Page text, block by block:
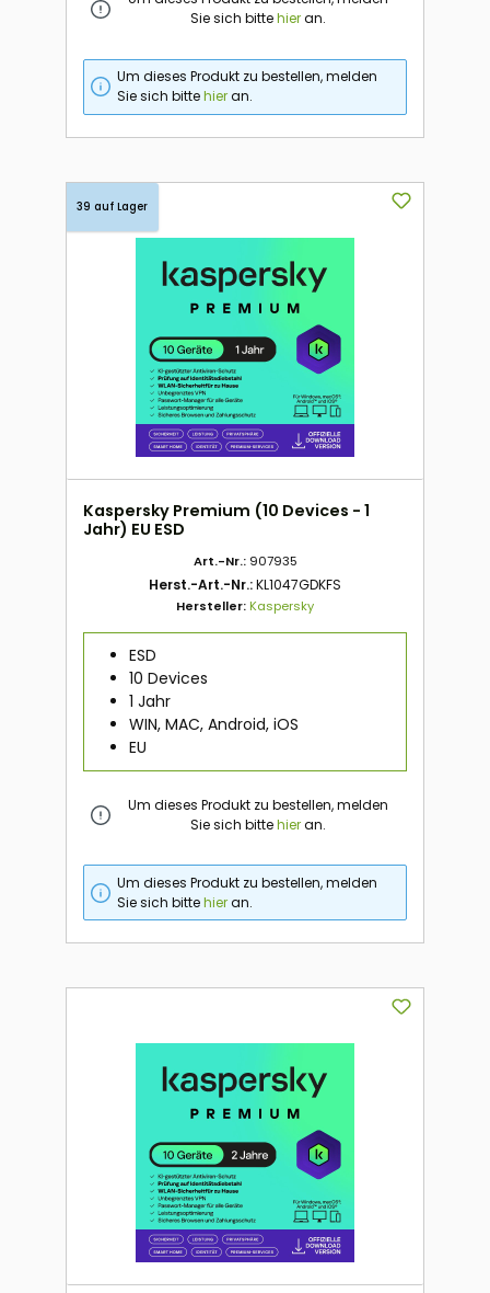
Sie sich bittehieran.
Um dieses Produkt zu bestellen, melden
Sie sich bittehieran.
39 auf Lager
Kaspersky Premium (10 Devices - 1
Jahr) EU ESD
Art.-Nr.: 907935
Herst.-Art.-Nr.:KL1047GDKFS
Hersteller:Kaspersky
ESD
10 Devices
1 Jahr
WIN, MAC, Android, iOS
EU
Um dieses Produkt zu bestellen, melden
Sie sich bittehieran.
Um dieses Produkt zu bestellen, melden
Sie sich bittehieran.